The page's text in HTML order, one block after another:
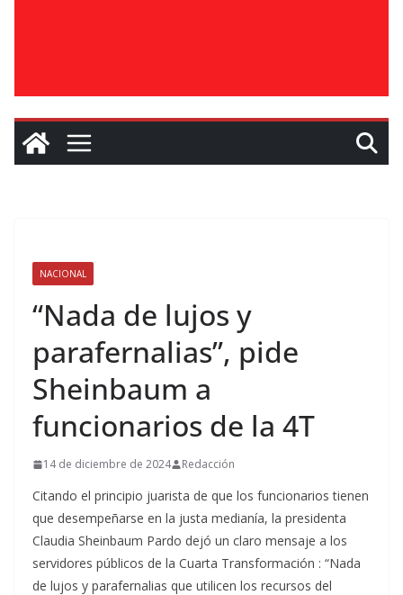
NACIONAL
“Nada de lujos y
parafernalias”, pide
Sheinbaum a
funcionarios de la 4T
14 de diciembre de 2024 Redacción
Citando el principio juarista de que los funcionarios tienen
que desempeñarse en la justa medianía, la presidenta
Claudia Sheinbaum Pardo dejó un claro mensaje a los
servidores públicos de la Cuarta Transformación : “Nada
de lujos y parafernalias que utilicen los recursos del